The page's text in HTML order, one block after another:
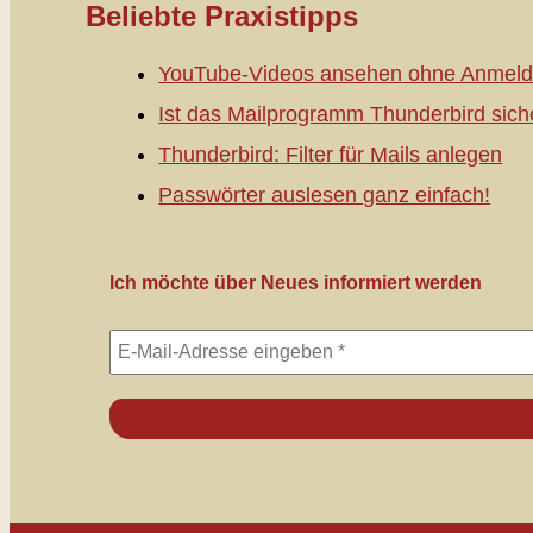
Beliebte Praxistipps
YouTube-Videos ansehen ohne
Ist das Mailprogramm Thunderbird
Thunderbird: Filter für Mails anlegen
Passwörter auslesen ganz einfach!
Ich möchte über Neues informiert werden